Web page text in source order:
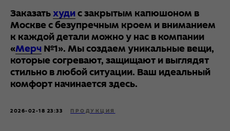
Заказать худи с закрытым капюшоном в
Москве с безупречным кроем и вниманием
к каждой детали можно у нас в компании
«Мерч №1». Мы создаем уникальные вещи,
которые согревают, защищают и выглядят
стильно в любой ситуации. Ваш идеальный
комфорт начинается здесь.
2026-02-18 23:33 ПРОДУКЦИЯ